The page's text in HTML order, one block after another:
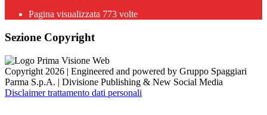
Pagina visualizzata 773 volte
Sezione Copyright
Copyright 2026 | Engineered and powered by Gruppo Spaggiari
Parma S.p.A. | Divisione Publishing & New Social Media
Disclaimer trattamento dati personali